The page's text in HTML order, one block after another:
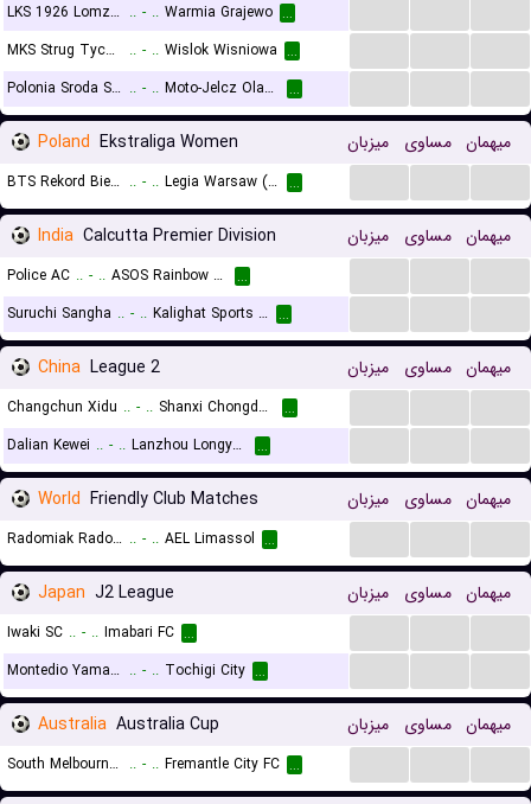
LKS 1926 Lomza II .. - .. Warmia Grajewo ...
MKS Strug Tyczyn
.. - .. Wislok Wisniowa ...
Polonia Sroda Slaska .. - .. Moto-Jelcz Olawa ...
Poland Ekstraliga Women میزبان مساوی میهمان
BTS Rekord Bielsko-Biala (W) .. - .. Legia Warsaw (W) ...
India Calcutta Premier Division میزبان مساوی میهمان
Police AC .. - .. ASOS Rainbow AC ...
Suruchi Sangha .. - .. Kalighat Sports Lovers ...
China League 2 میزبان مساوی میهمان
Changchun Xidu .. - .. Shanxi Chongde Ronghai Football Club ...
Dalian Kewei .. - .. Lanzhou Longyuan Athletic ...
World Friendly Club Matches میزبان مساوی میهمان
Radomiak Radom .. - .. AEL Limassol ...
Japan J2 League میزبان مساوی میهمان
Iwaki SC .. - .. Imabari FC ...
Montedio Yamagata .. - .. Tochigi City ...
Australia Australia Cup میزبان مساوی میهمان
South Melbourne FC .. - .. Fremantle City FC ...